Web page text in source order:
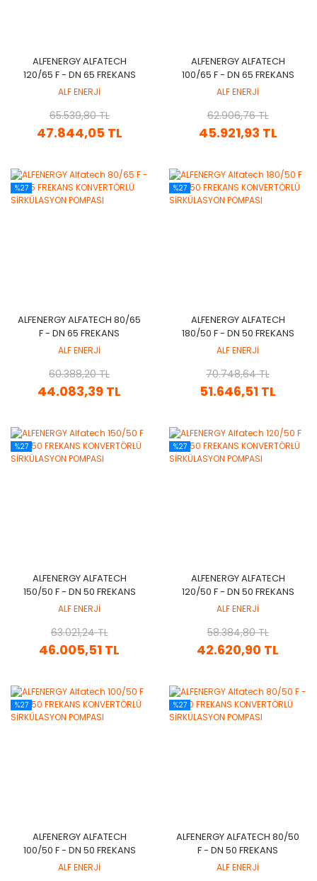
ALFENERGY ALFATECH
120/65 F - DN 65 FREKANS
KONVERTÖRLÜ
ALF ENERJİ
47.844,05 TL
65.539,80 TL
ALFENERGY ALFATECH
100/65 F - DN 65 FREKANS
KONVERTÖRLÜ
ALF ENERJİ
45.921,93 TL
62.906,76 TL
%27
ALFENERGY ALFATECH 80/65
F - DN 65 FREKANS
KONVERTÖRLÜ
ALF ENERJİ
44.083,39 TL
60.388,20 TL
%27
ALFENERGY ALFATECH
180/50 F - DN 50 FREKANS
KONVERTÖRLÜ
ALF ENERJİ
51.646,51 TL
70.748,64 TL
%27
ALFENERGY ALFATECH
150/50 F - DN 50 FREKANS
KONVERTÖRLÜ
ALF ENERJİ
46.005,51 TL
63.021,24 TL
%27
ALFENERGY ALFATECH
120/50 F - DN 50 FREKANS
KONVERTÖRLÜ
ALF ENERJİ
42.620,90 TL
58.384,80 TL
%27
ALFENERGY ALFATECH
100/50 F - DN 50 FREKANS
KONVERTÖRLÜ
ALF ENERJİ
%27
ALFENERGY ALFATECH 80/50
F - DN 50 FREKANS
KONVERTÖRLÜ
ALF ENERJİ